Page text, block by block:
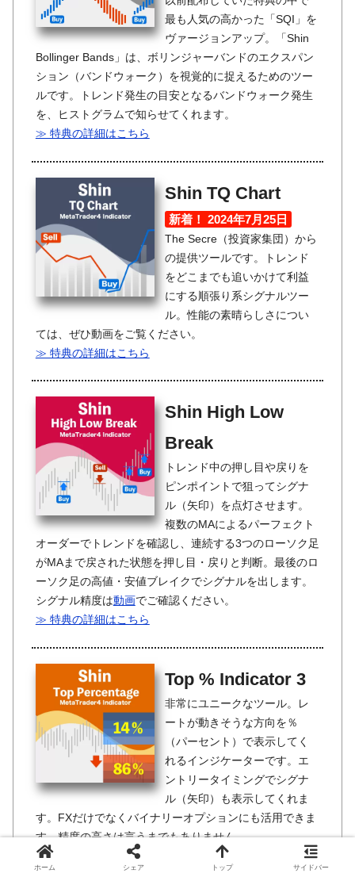
最も人気の高かった「SQI」を
ヴァージョンアップ。「Shin
Bollinger Bands」は、ボリンジャーバンドのエクスパン
ション（バンドウォーク）を視覚的に捉えるためのツー
ルです。トレンド発生の目安となるバンドウォーク発生
を、ヒストグラムで知らせてくれます。
≫ 特典の詳細はこちら
Shin TQ Chart
新着！ 2024年7月25日
The Secre（投資家集団）から
の提供ツールです。トレンド
をどこまでも追いかけて利益
にする順張り系シグナルツー
ル。性能の素晴らしさについ
ては、ぜひ動画をご覧ください。
≫ 特典の詳細はこちら
Shin High Low
Break
トレンド中の押し目や戻りを
ピンポイントで狙ってシグナ
ル（矢印）を点灯させます。
複数のMAによるパーフェクト
オーダーでトレンドを確認し、連続する3つのローソク足
がMAまで戻された状態を押し目・戻りと判断。最後のロ
ーソク足の高値・安値ブレイクでシグナルを出します。
シグナル精度は動画でご確認ください。
≫ 特典の詳細はこちら
Top % Indicator 3
非常にユニークなツール。レ
ートが動きそうな方向を％
（パーセント）で表示してく
れるインジケーターです。エ
ントリータイミングでシグナ
ル（矢印）も表示してくれま
す。FXだけでなくバイナリーオプションにも活用できま
す。精度の高さは言うまでもありません。
≫ 特典の詳細はこちら
ホーム シェア トップ サイドバー